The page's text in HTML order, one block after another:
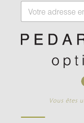
E
a
i
Vous êtes